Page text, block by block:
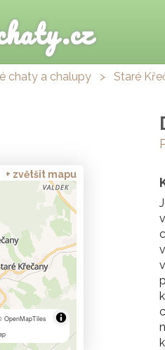
chaty a chalupy > Staré
+ zvětšit mapu
OpenMapTiles